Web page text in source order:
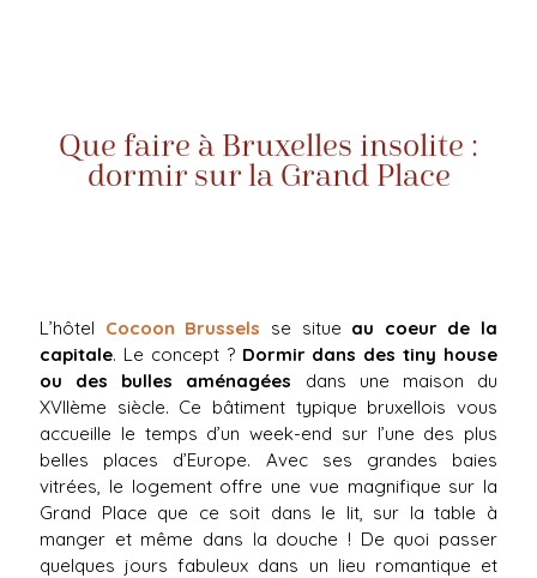
Que faire à Bruxelles insolite :
dormir sur la Grand Place
L’hôtel Cocoon Brussels se situe au coeur de la
capitale. Le concept ? Dormir dans des tiny house
ou des bulles aménagées dans une maison du
XVIIème siècle. Ce bâtiment typique bruxellois vous
accueille le temps d’un week-end sur l’une des plus
belles places d’Europe. Avec ses grandes baies
vitrées, le logement offre une vue magnifique sur la
Grand Place que ce soit dans le lit, sur la table à
manger et même dans la douche ! De quoi passer
quelques jours fabuleux dans un lieu romantique et